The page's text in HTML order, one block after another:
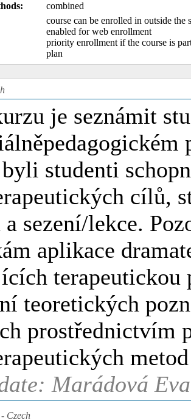
combined
course can be enrolled in outside the
enabled for web enrollment
priority enrollment if the course is
plan
je seznámit
studenti
cílů,
a sezení/lekce.
aplikace
terapeutickou
teoretických
prostřednictvím
Marádová
- Czech